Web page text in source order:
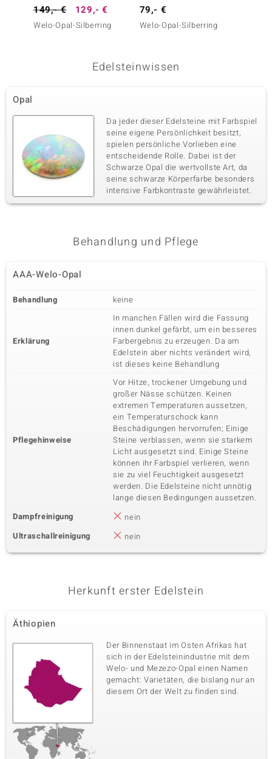
149,- € 129,- €
Welo-Opal-Silberring
79,- €
Welo-Opal-Silberring
Edelsteinwissen
Opal
Da jeder dieser Edelsteine mit Farbspiel
seine eigene Persönlichkeit besitzt,
spielen persönliche Vorlieben eine
entscheidende Rolle. Dabei ist der
Schwarze Opal die wertvollste Art, da
seine schwarze Körperfarbe besonders
intensive Farbkontraste gewährleistet.
Behandlung und Pflege
AAA-Welo-Opal
Behandlung keine
Erklärung
In manchen Fällen wird die Fassung
innen dunkel gefärbt, um ein besseres
Farbergebnis zu erzeugen. Da am
Edelstein aber nichts verändert wird,
ist dieses keine Behandlung
Pflegehinweise
Vor Hitze, trockener Umgebung und
großer Nässe schützen. Keinen
extremen Temperaturen aussetzen,
ein Temperaturschock kann
Beschädigungen hervorrufen; Einige
Steine verblassen, wenn sie starkem
Licht ausgesetzt sind. Einige Steine
können ihr Farbspiel verlieren, wenn
sie zu viel Feuchtigkeit ausgesetzt
werden. Die Edelsteine nicht unnötig
lange diesen Bedingungen aussetzen.
Dampfreinigung
nein
Ultraschallreinigung
nein
Herkunft erster Edelstein
Äthiopien
Der Binnenstaat im Osten Afrikas hat
sich in der Edelsteinindustrie mit dem
Welo- und Mezezo-Opal einen Namen
gemacht: Varietäten, die bislang nur an
diesem Ort der Welt zu finden sind.